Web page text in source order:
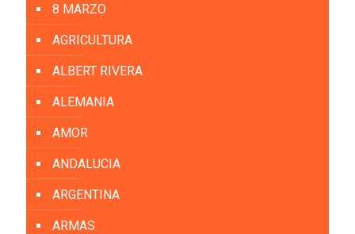
8 MARZO
AGRICULTURA
ALBERT RIVERA
ALEMANIA
AMOR
ANDALUCIA
ARGENTINA
ARMAS